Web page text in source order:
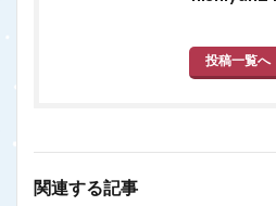
投稿一覧へ
関連する記事